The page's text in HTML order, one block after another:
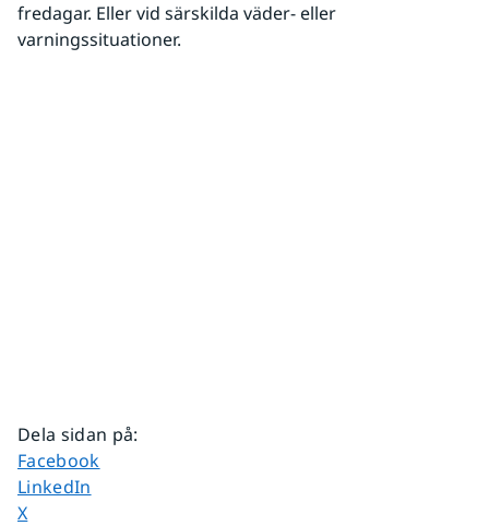
fredagar. Eller vid särskilda väder- eller
varningssituationer.
Dela sidan på:
Dela sidan på
Facebook
Dela sidan på
LinkedIn
Dela sidan på
X